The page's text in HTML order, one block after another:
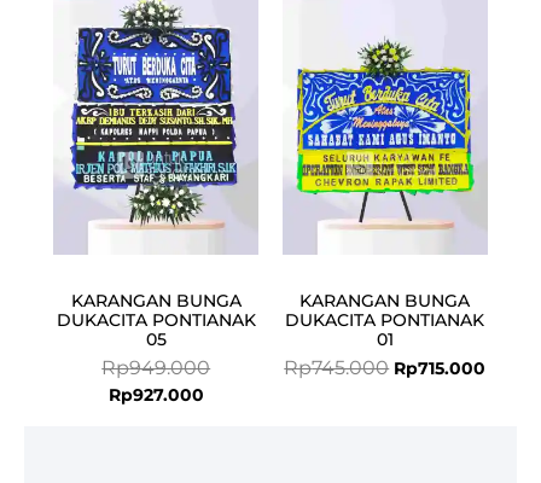
KARANGAN BUNGA
DUKACITA PONTIANAK
05
Rp949.000
was:
Rp949.000.
Rp927.000
is:
Rp927.000.
KARANGAN BUNGA
DUKACITA PONTIANAK
01
Rp745.000
was:
Rp745.000.
Rp715.000